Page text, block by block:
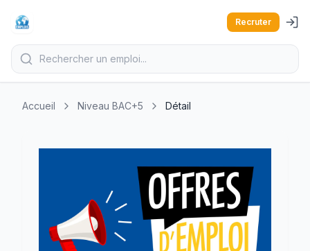
Recruter
Accueil Niveau BAC+5 Détail